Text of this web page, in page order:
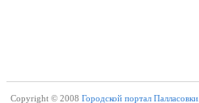
Copyright © 2008 Городской портал Палласовки.